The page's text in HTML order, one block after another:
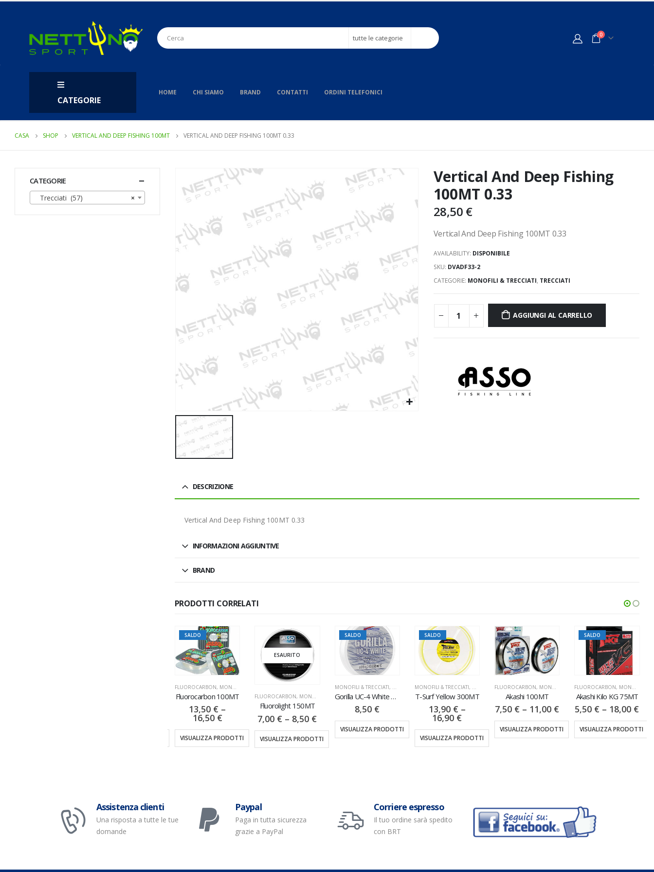
tutte le categorie 0
CATEGORIE
HOME CHI SIAMO BRAND CONTATTI ORDINI TELEFONICI
CASA SHOP VERTICAL AND DEEP FISHING 100MT VERTICAL AND DEEP FISHING 100MT 0.33
Vertical And Deep Fishing
100MT 0.33
28,50 €
Vertical And Deep Fishing 100MT 0.33
AVAILABILITY: DISPONIBILE
SKU: DVADF33-2
CATEGORIE: MONOFILI & TRECCIATI, TRECCIATI
AGGIUNGI AL CARRELLO
DESCRIZIONE
Vertical And Deep Fishing 100MT 0.33
INFORMAZIONI AGGIUNTIVE
BRAND
PRODOTTI CORRELATI
SALDO
FLUOROCARBON, MONOFILI & TRECCIATI
Fluorocarbon 100MT
13,50 € –
16,50 €
VISUALIZZA PRODOTTI
ESAURITO
FLUOROCARBON, MONOFILI & TRECCIATI
Fluorolight 150MT
7,00 € – 8,50 €
VISUALIZZA PRODOTTI
SALDO
MONOFILI & TRECCIATI,
Gorilla UC-4 White 150MT
8,50 €
VISUALIZZA PRODOTTI
SALDO
MONOFILI & TRECCIATI,
T-Surf Yellow 300MT
13,90 €–
16,90 €
VISUALIZZA PRODOTTI
FLUOROCARBON, MONOFILI & TRECCIATI
Akashi 100MT
7,50 € – 11,00 €
VISUALIZZA PRODOTTI
SALDO
FLUOROCARBON, MONOFILI & TRECCIATI
Akashi Kilo KG 75MT
5,50 € – 18,00 €
VISUALIZZA PRODOTTI
CATEGORIE
×
Trecciati (57)
Assistenza clienti
Una risposta a tutte le tue
domande
Paypal
Paga in tutta sicurezza
grazie a PayPal
Corriere espresso
Il tuo ordine sarà spedito
con BRT